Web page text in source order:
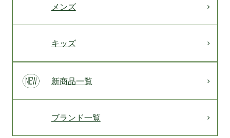
メンズ
キッズ
新商品一覧
ブランド一覧